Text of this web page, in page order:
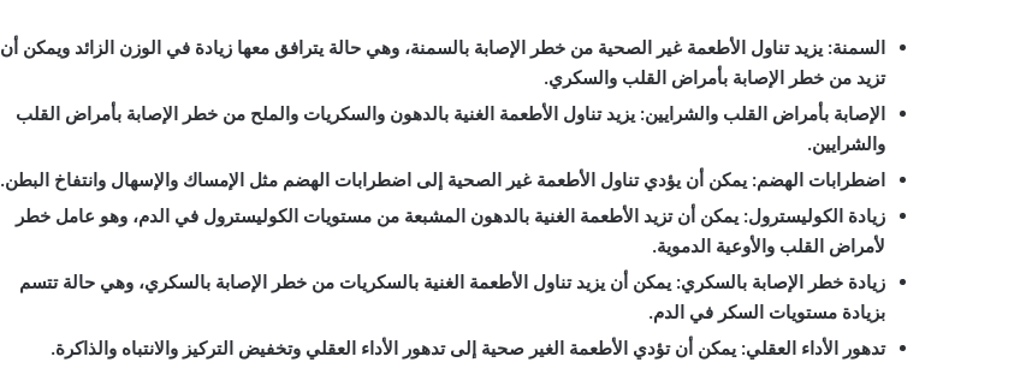
السمنة: يزيد تناول الأطعمة غير الصحية من خطر الإصابة بالسمنة، وهي حالة يترافق معها زيادة في الوزن الزائد ويمكن أن
تزيد من خطر الإصابة بأمراض القلب والسكري.
الإصابة بأمراض القلب والشرايين: يزيد تناول الأطعمة الغنية بالدهون والسكريات والملح من خطر الإصابة بأمراض القلب
والشرايين.
اضطرابات الهضم: يمكن أن يؤدي تناول الأطعمة غير الصحية إلى اضطرابات الهضم مثل الإمساك والإسهال وانتفاخ البطن.
زيادة الكوليسترول: يمكن أن تزيد الأطعمة الغنية بالدهون المشبعة من مستويات الكوليسترول في الدم، وهو عامل خطر
لأمراض القلب والأوعية الدموية.
زيادة خطر الإصابة بالسكري: يمكن أن يزيد تناول الأطعمة الغنية بالسكريات من خطر الإصابة بالسكري، وهي حالة تتسم
بزيادة مستويات السكر في الدم.
تدهور الأداء العقلي: يمكن أن تؤدي الأطعمة الغير صحية إلى تدهور الأداء العقلي وتخفيض التركيز والانتباه والذاكرة.